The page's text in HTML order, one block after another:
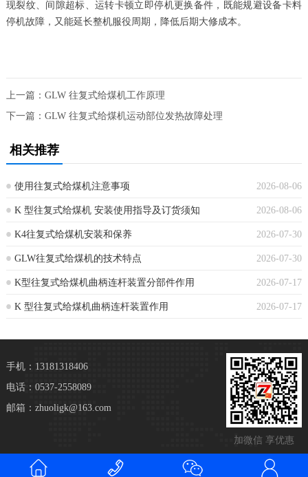
现裂纹、间隙超标、运转卡顿立即停机更换备件，既能规避设备卡料
停机故障，又能延长整机服役周期，降低后期大修成本。
上一篇： GLW 往复式给煤机工作原理
下一篇： GLW 往复式给煤机运动部位发热故障处理
相关推荐
2026-08-06
使用往复式给煤机注意事项
2026-08-06
K 型往复式给煤机 安装使用指导及订货须知
2026-07-30
K4往复式给煤机安装和保养
2026-07-30
GLW往复式给煤机的技术特点‌
2026-07-17
K型往复式给煤机曲柄连杆装置分部件作用
2026-07-17
K 型往复式给煤机曲柄连杆装置作用
加微信 享优惠
手机：13181318406
电话：0537-2558089
邮箱：zhuoligk@163.com